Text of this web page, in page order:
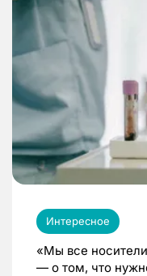
Интересное
«Мы все
— о том, что